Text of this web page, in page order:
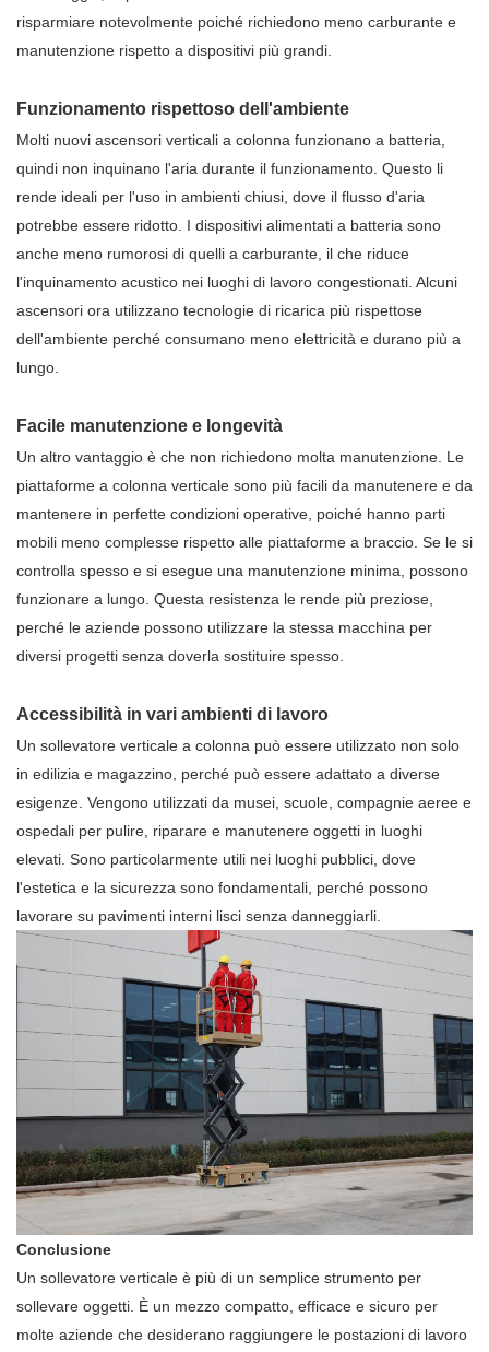
risparmiare notevolmente poiché richiedono meno carburante e
manutenzione rispetto a dispositivi più grandi.
Funzionamento rispettoso dell'ambiente
Molti nuovi ascensori verticali a colonna funzionano a batteria,
quindi non inquinano l'aria durante il funzionamento. Questo li
rende ideali per l'uso in ambienti chiusi, dove il flusso d'aria
potrebbe essere ridotto. I dispositivi alimentati a batteria sono
anche meno rumorosi di quelli a carburante, il che riduce
l'inquinamento acustico nei luoghi di lavoro congestionati. Alcuni
ascensori ora utilizzano tecnologie di ricarica più rispettose
dell'ambiente perché consumano meno elettricità e durano più a
lungo.
Facile manutenzione e longevità
Un altro vantaggio è che non richiedono molta manutenzione. Le
piattaforme a colonna verticale sono più facili da manutenere e da
mantenere in perfette condizioni operative, poiché hanno parti
mobili meno complesse rispetto alle piattaforme a braccio. Se le si
controlla spesso e si esegue una manutenzione minima, possono
funzionare a lungo. Questa resistenza le rende più preziose,
perché le aziende possono utilizzare la stessa macchina per
diversi progetti senza doverla sostituire spesso.
Accessibilità in vari ambienti di lavoro
Un sollevatore verticale a colonna può essere utilizzato non solo
in edilizia e magazzino, perché può essere adattato a diverse
esigenze. Vengono utilizzati da musei, scuole, compagnie aeree e
ospedali per pulire, riparare e manutenere oggetti in luoghi
elevati. Sono particolarmente utili nei luoghi pubblici, dove
l'estetica e la sicurezza sono fondamentali, perché possono
lavorare su pavimenti interni lisci senza danneggiarli.
Conclusione
Un sollevatore verticale è più di un semplice strumento per
sollevare oggetti. È un mezzo compatto, efficace e sicuro per
molte aziende che desiderano raggiungere le postazioni di lavoro